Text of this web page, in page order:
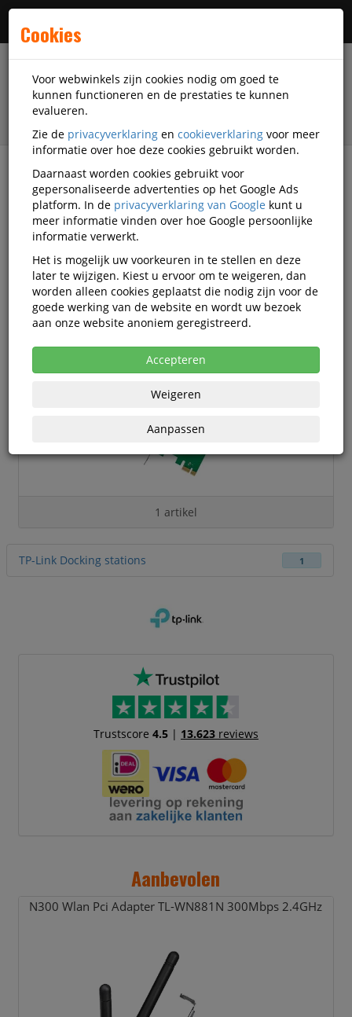
filter
Kantoorartikelen TP-Link
TP-Link kantoorartikelen
TP-Link Ergonomische producten
1 artikel
TP-Link Docking stations 1
Trustscore 4.5| 13.623reviews
Aanbevolen
N300 Wlan Pci Adapter TL-WN881N 300Mbps 2.4GHz
Cookies
Voor webwinkels zijn cookies nodig om goed te
kunnen functioneren en de prestaties te kunnen
evalueren.
Zie de privacyverklaring en cookieverklaring voor meer
informatie over hoe deze cookies gebruikt worden.
Daarnaast worden cookies gebruikt voor
gepersonaliseerde advertenties op het Google Ads
platform. In de privacyverklaring van Google kunt u
meer informatie vinden over hoe Google persoonlijke
informatie verwerkt.
Het is mogelijk uw voorkeuren in te stellen en deze
later te wijzigen. Kiest u ervoor om te weigeren, dan
worden alleen cookies geplaatst die nodig zijn voor de
goede werking van de website en wordt uw bezoek
aan onze website anoniem geregistreerd.
Accepteren
Weigeren
Aanpassen